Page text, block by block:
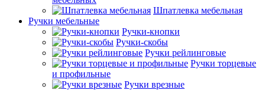
Шпатлевка мебельная
Ручки мебельные
Ручки-кнопки
Ручки-скобы
Ручки рейлинговые
Ручки торцевые
и профильные
Ручки врезные